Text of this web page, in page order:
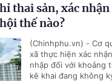
thai sản, xác
thế nào?
(Chinhphu.vn) - Cơ
xã thực hiện xác
nhập đối với khoảng
kê khai đang không